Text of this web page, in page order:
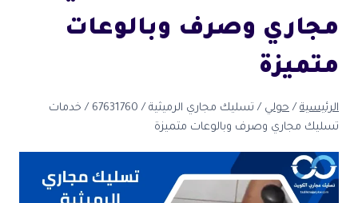
مجاري وصرف وبالوعات
متميزة
الرئيسية / حولي /
تسليك مجاري الرميثية / 67631760 / خدمات
تسليك مجاري وصرف وبالوعات متميزة